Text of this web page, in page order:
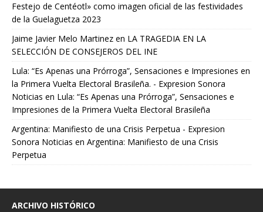
Festejo de Centéotl» como imagen oficial de las festividades
de la Guelaguetza 2023
Jaime Javier Melo Martinez en LA TRAGEDIA EN LA
SELECCIÓN DE CONSEJEROS DEL INE
Lula: “Es Apenas una Prórroga”, Sensaciones e Impresiones en
la Primera Vuelta Electoral Brasileña. - Expresion Sonora
Noticias en Lula: “Es Apenas una Prórroga”, Sensaciones e
Impresiones de la Primera Vuelta Electoral Brasileña
Argentina: Manifiesto de una Crisis Perpetua - Expresion
Sonora Noticias en Argentina: Manifiesto de una Crisis
Perpetua
ARCHIVO HISTÓRICO